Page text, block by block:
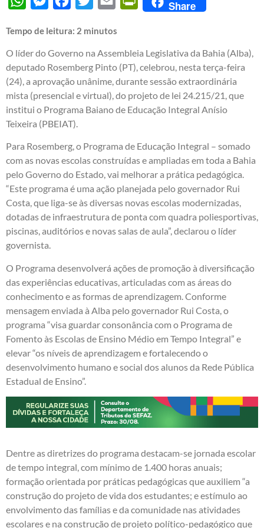
Share
Tempo de leitura: 2 minutos
O líder do Governo na Assembleia Legislativa da Bahia (Alba),
deputado Rosemberg Pinto (PT), celebrou, nesta terça-feira
(24), a aprovação unânime, durante sessão extraordinária
mista (presencial e virtual), do projeto de lei 24.215/21, que
institui o Programa Baiano de Educação Integral Anísio
Teixeira (PBEIAT).
Para Rosemberg, o Programa de Educação Integral – somado
com as novas escolas construídas e ampliadas em toda a Bahia
pelo Governo do Estado, vai melhorar a prática pedagógica.
“Este programa é uma ação planejada pelo governador Rui
Costa, que liga-se às diversas novas escolas modernizadas,
dotadas de infraestrutura de ponta com quadra poliesportivas,
piscinas, auditórios e novas salas de aula”, declarou o líder
governista.
O Programa desenvolverá ações de promoção à diversificação
das experiências educativas, articuladas com as áreas do
conhecimento e as formas de aprendizagem. Conforme
mensagem enviada à Alba pelo governador Rui Costa, o
programa “visa guardar consonância com o Programa de
Fomento às Escolas de Ensino Médio em Tempo Integral” e
elevar “os níveis de aprendizagem e fortalecendo o
desenvolvimento humano e social dos alunos da Rede Pública
Estadual de Ensino”.
Dentre as diretrizes do programa destacam-se jornada escolar
de tempo integral, com mínimo de 1.400 horas anuais;
formação orientada por práticas pedagógicas que auxiliem “a
construção do projeto de vida dos estudantes; e estímulo ao
envolvimento das famílias e da comunidade nas atividades
escolares e na construção de projeto político-pedagógico que